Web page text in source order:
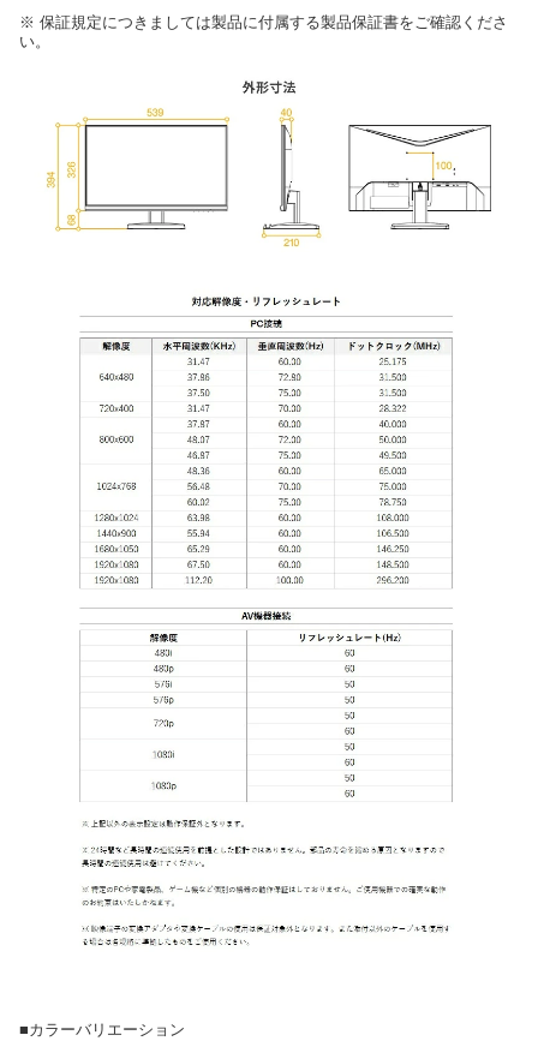
※ 保証規定につきましては製品に付属する製品保証書をご確認くださ
い。
■カラーバリエーション